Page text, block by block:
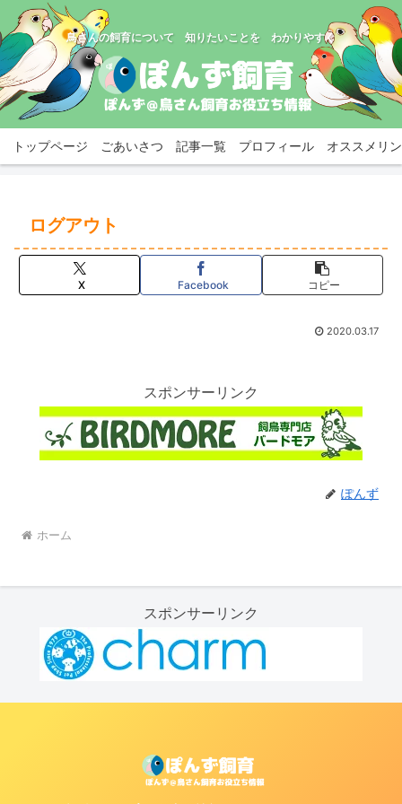
鳥さんの飼育について 知りたいことを わかりやすく
トップページ ごあいさつ 記事一覧 プロフィール オススメリ
ログアウト
X Facebook コピー
2020.03.17
スポンサーリンク
ぽんず
ホーム
スポンサーリンク